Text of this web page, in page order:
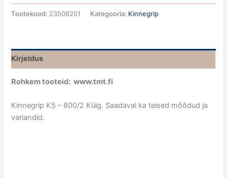
Tootekood: 23508201 Kategooria: Kinnegrip
Kirjeldus
Rohkem tooteid: www.tmt.fi
Kinnegrip K5 – 800/2 Külg. Saadaval ka teised mõõdud ja
variandid.